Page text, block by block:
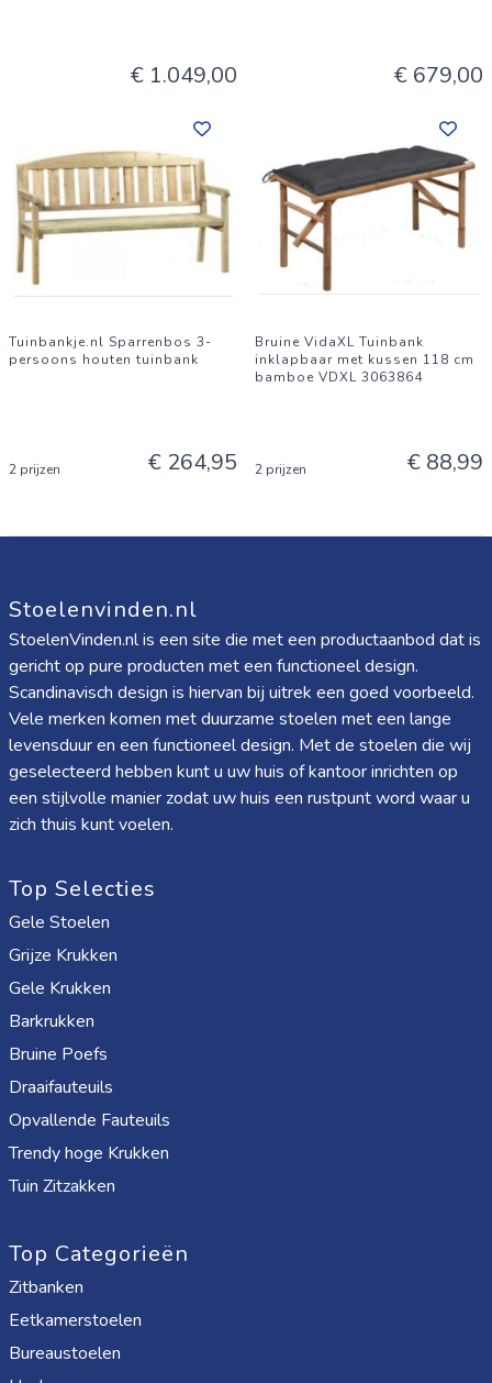
€ 1.049,00 € 679,00
Tuinbankje.nl Sparrenbos 3-
persoons houten tuinbank
2 prijzen € 264,95
Bruine VidaXL Tuinbank
inklapbaar met kussen 118 cm
bamboe VDXL 3063864
2 prijzen € 88,99
Stoelenvinden.nl
StoelenVinden.nl is een site die met een productaanbod dat is
gericht op pure producten met een functioneel design.
Scandinavisch design is hiervan bij uitrek een goed voorbeeld.
Vele merken komen met duurzame stoelen met een lange
levensduur en een functioneel design. Met de stoelen die wij
geselecteerd hebben kunt u uw huis of kantoor inrichten op
een stijlvolle manier zodat uw huis een rustpunt word waar u
zich thuis kunt voelen.
Top Selecties
Gele Stoelen
Grijze Krukken
Gele Krukken
Barkrukken
Bruine Poefs
Draaifauteuils
Opvallende Fauteuils
Trendy hoge Krukken
Tuin Zitzakken
Top Categorieën
Zitbanken
Eetkamerstoelen
Bureaustoelen